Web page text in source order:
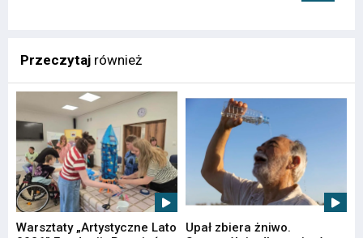
Przeczytaj również
Warsztaty „Artystyczne Lato
Upał zbiera żniwo.